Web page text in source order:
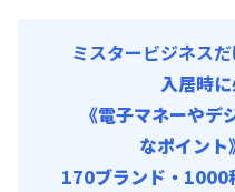
ミスタービジネス
入居時
《電子マネーや
なポイン
170ブランド・1000